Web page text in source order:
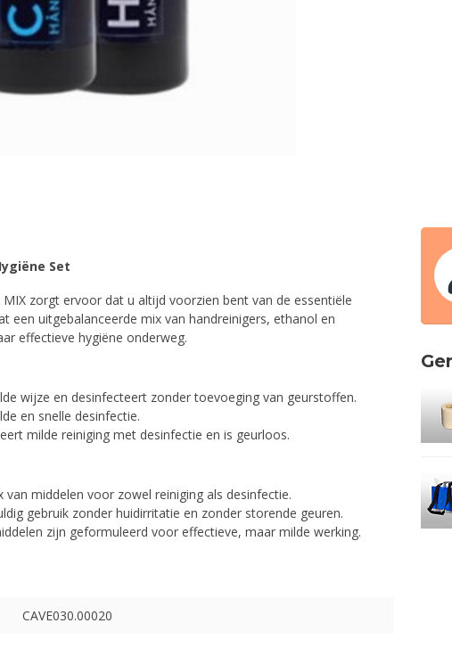
Set
zorgt ervoor dat u altijd voorzien bent van de essentiële
een uitgebalanceerde mix van handreinigers, ethanol en
effectieve hygiëne onderweg.
wijze en desinfecteert zonder toevoeging van geurstoffen.
en snelle desinfectie.
milde reiniging met desinfectie en is geurloos.
van middelen voor zowel reiniging als desinfectie.
gebruik zonder huidirritatie en zonder storende geuren.
zijn geformuleerd voor effectieve, maar milde werking.
CAVE030.00020